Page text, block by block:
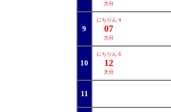
大分
9
にちりん 4
07
大分
10
にちりん 6
12
大分
11